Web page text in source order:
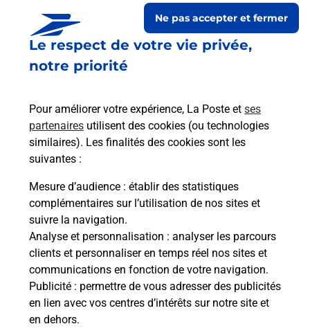
Le respect de votre vie privée,
notre priorité
Pour améliorer votre expérience, La Poste et ses
partenaires utilisent des cookies (ou technologies
similaires). Les finalités des cookies sont les
suivantes :
Mesure d’audience : établir des statistiques
complémentaires sur l’utilisation de nos sites et
suivre la navigation.
Analyse et personnalisation : analyser les parcours
clients et personnaliser en temps réel nos sites et
communications en fonction de votre navigation.
Publicité : permettre de vous adresser des publicités
en lien avec vos centres d’intérêts sur notre site et
en dehors.
Ne pas accepter et fermer
Boîte aux Lettres La Poste
Prochaine collecte du courrier
8 Route Des Traverses
Saint Clement Sur Durance
Itinéraire
Le lien s'ouvre dans un nouvel onglet
Boîte aux Lettres La Poste
Prochaine collecte du courrierlundià 09h00
426 Route Du Pli Couche
05600
Saint Clement Sur Durance
Itinéraire
Le lien s'ouvre dans un nouvel onglet